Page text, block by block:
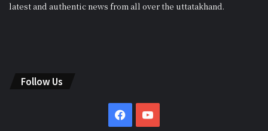
latest and authentic news from all over the uttatakhand.
Follow Us
Facebook